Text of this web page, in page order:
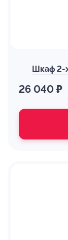
Шкаф 2-
26 040 ₽